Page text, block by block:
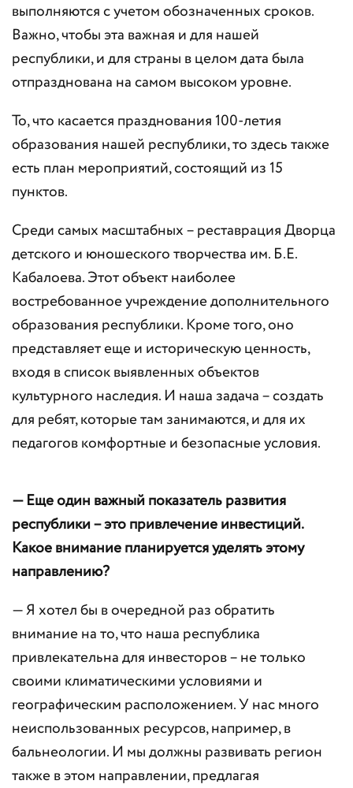
выполняются с учетом обозначенных сроков.
Важно, чтобы эта важная и для нашей
республики, и для страны в целом дата была
отпразднована на самом высоком уровне.
То, что касается празднования 100-летия
образования нашей республики, то здесь также
есть план мероприятий, состоящий из 15
пунктов.
Среди самых масштабных – реставрация Дворца
детского и юношеского творчества им. Б.Е.
Кабалоева. Этот объект наиболее
востребованное учреждение дополнительного
образования республики. Кроме того, оно
представляет еще и историческую ценность,
входя в список выявленных объектов
культурного наследия. И наша задача – создать
для ребят, которые там занимаются, и для их
педагогов комфортные и безопасные условия.
— Еще один важный показатель развития
республики – это привлечение инвестиций.
Какое внимание планируется уделять этому
направлению?
— Я хотел бы в очередной раз обратить
внимание на то, что наша республика
привлекательна для инвесторов – не только
своими климатическими условиями и
географическим расположением. У нас много
неиспользованных ресурсов, например, в
бальнеологии. И мы должны развивать регион
также в этом направлении, предлагая